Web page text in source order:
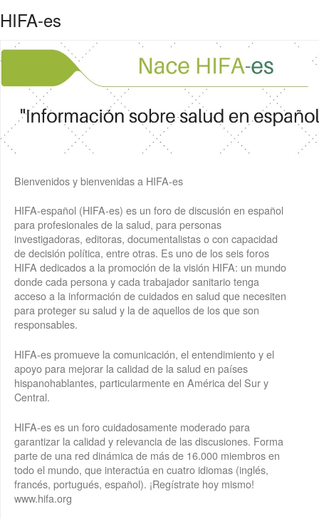
HIFA-es
Bienvenidos y bienvenidas a HIFA-es
HIFA-español (HIFA-es) es un foro de discusión en español
para profesionales de la salud, para personas
investigadoras, editoras, documentalistas o con capacidad
de decisión política, entre otras. Es uno de los seis foros
HIFA dedicados a la promoción de la visión HIFA: un mundo
donde cada persona y cada trabajador sanitario tenga
acceso a la información de cuidados en salud que necesiten
para proteger su salud y la de aquellos de los que son
responsables.
HIFA-es promueve la comunicación, el entendimiento y el
apoyo para mejorar la calidad de la salud en países
hispanohablantes, particularmente en América del Sur y
Central.
HIFA-es es un foro cuidadosamente moderado para
garantizar la calidad y relevancia de las discusiones. Forma
parte de una red dinámica de más de 16.000 miembros en
todo el mundo, que interactúa en cuatro idiomas (inglés,
francés, portugués, español). ¡Regístrate hoy mismo!
www.hifa.org